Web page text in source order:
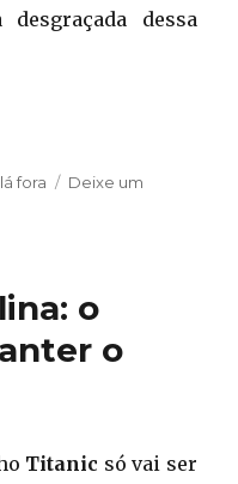
dessa
fora
Deixe um
o
o
Titanic só vai ser